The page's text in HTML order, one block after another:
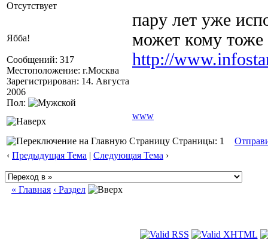
Отсутствует
Ябба!
Сообщений: 317
Местоположение: г.Москва
Зарегистрирован: 14. Августа
2006
Пол:
пару лет уже
может кому
http://
www
Страницы: 1
‹ Предыдущая Тема | Следующая Тема ›
« Главная ‹ Раздел